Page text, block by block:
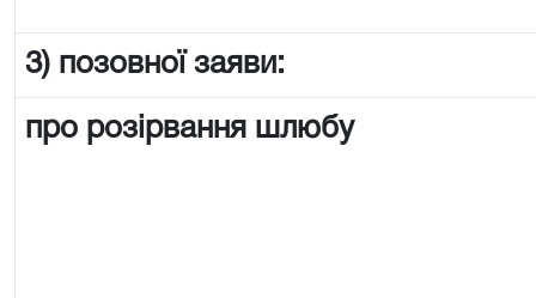
3) позовної заяви:
про розірвання шлюбу